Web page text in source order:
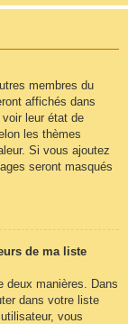
membres du
affichés dans
leur état de
les thèmes
Si vous ajoutez
seront masqués
de ma liste
deux manières. Dans
dans votre liste
vous